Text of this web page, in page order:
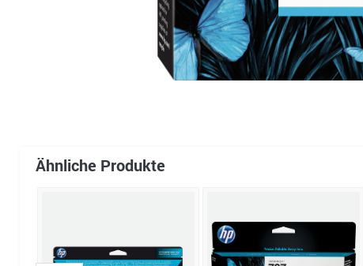
Ähnliche Produkte